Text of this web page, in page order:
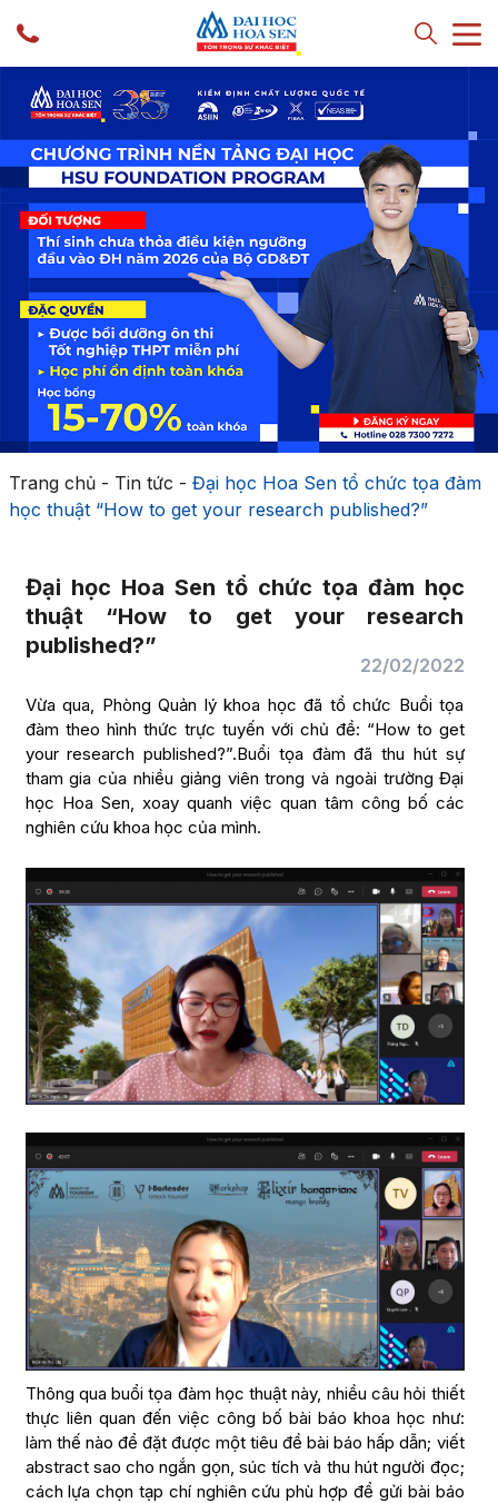
Trang chủ- Tin tức - Đại học Hoa Sen tổ chức tọa đàm
học thuật “How to get your research published?”
Đại học Hoa Sen tổ chức tọa đàm học
thuật “How to get your research
published?”
22/02/2022
Vừa qua, Phòng Quản lý khoa học đã tổ chức Buổi tọa
đàm theo hình thức trực tuyến với chủ đề: “How to get
your research published?”.Buổi tọa đàm đã thu hút sự
tham gia của nhiều giảng viên trong và ngoài trường Đại
học Hoa Sen, xoay quanh việc quan tâm công bố các
nghiên cứu khoa học của mình.
Thông qua buổi tọa đàm học thuật này, nhiều câu hỏi thiết
thực liên quan đến việc công bố bài báo khoa học như:
làm thế nào để đặt được một tiêu đề bài báo hấp dẫn; viết
abstract sao cho ngắn gọn, súc tích và thu hút người đọc;
cách lựa chọn tạp chí nghiên cứu phù hợp để gửi bài báo